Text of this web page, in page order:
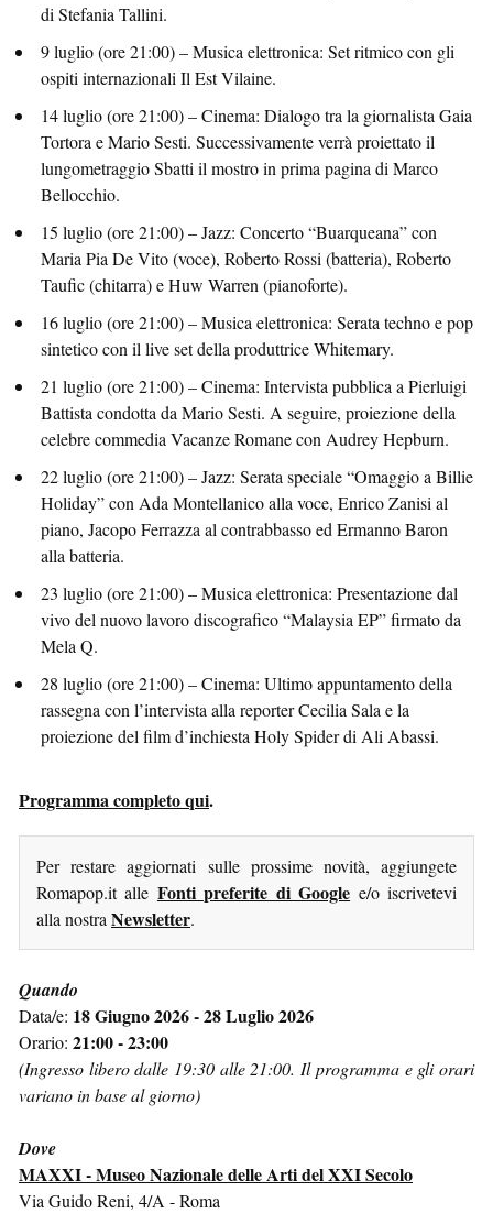
di Stefania Tallini.
9 luglio (ore 21:00) – Musica elettronica: Set ritmico con gli
ospiti internazionali Il Est Vilaine.
14 luglio (ore 21:00) – Cinema: Dialogo tra la giornalista Gaia
Tortora e Mario Sesti. Successivamente verrà proiettato il
lungometraggio Sbatti il mostro in prima pagina di Marco
Bellocchio.
15 luglio (ore 21:00) – Jazz: Concerto “Buarqueana” con
Maria Pia De Vito (voce), Roberto Rossi (batteria), Roberto
Taufic (chitarra) e Huw Warren (pianoforte).
16 luglio (ore 21:00) – Musica elettronica: Serata techno e pop
sintetico con il live set della produttrice Whitemary.
21 luglio (ore 21:00) – Cinema: Intervista pubblica a Pierluigi
Battista condotta da Mario Sesti. A seguire, proiezione della
celebre commedia Vacanze Romane con Audrey Hepburn.
22 luglio (ore 21:00) – Jazz: Serata speciale “Omaggio a Billie
Holiday” con Ada Montellanico alla voce, Enrico Zanisi al
piano, Jacopo Ferrazza al contrabbasso ed Ermanno Baron
alla batteria.
23 luglio (ore 21:00) – Musica elettronica: Presentazione dal
vivo del nuovo lavoro discografico “Malaysia EP” firmato da
Mela Q.
28 luglio (ore 21:00) – Cinema: Ultimo appuntamento della
rassegna con l’intervista alla reporter Cecilia Sala e la
proiezione del film d’inchiesta Holy Spider di Ali Abassi.
Programma completo qui.
Per restare aggiornati sulle prossime novità, aggiungete
Romapop.it alle Fonti preferite di Google e/o iscrivetevi
alla nostra Newsletter.
Quando
Data/e: 18 Giugno 2026 - 28 Luglio 2026
Orario: 21:00 - 23:00
(Ingresso libero dalle 19:30 alle 21:00. Il programma e gli orari
variano in base al giorno)
Dove
MAXXI - Museo Nazionale delle Arti del XXI Secolo
Via Guido Reni, 4/A - Roma